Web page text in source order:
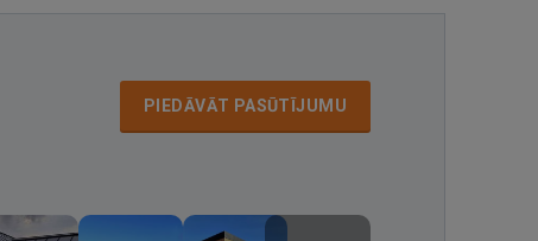
PIEDĀVĀT PASŪTĪJUMU